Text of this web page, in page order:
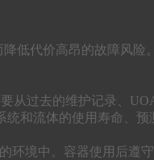
低代价高昂的故障风险
从过去的维护记录、
和流体的使用寿命、预
环境中。容器使用后遵